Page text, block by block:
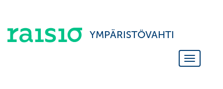
YMPÄRISTÖVAHTI
Vaihda